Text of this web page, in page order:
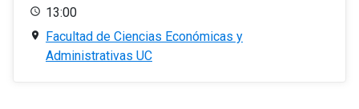
13:00
Facultad de Ciencias Económicas y
Administrativas UC